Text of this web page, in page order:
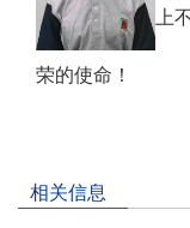
上
荣的使命！
相关信息